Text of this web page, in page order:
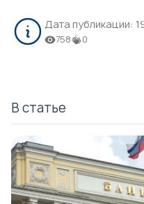
Дата публикации:
758 0
В статье